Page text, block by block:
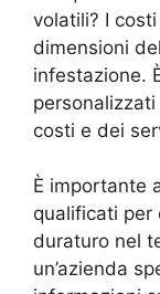
volatili? I
dimensioni
infestazione.
personalizzati
costi e dei
È importante
qualificati per
duraturo nel
un’azienda